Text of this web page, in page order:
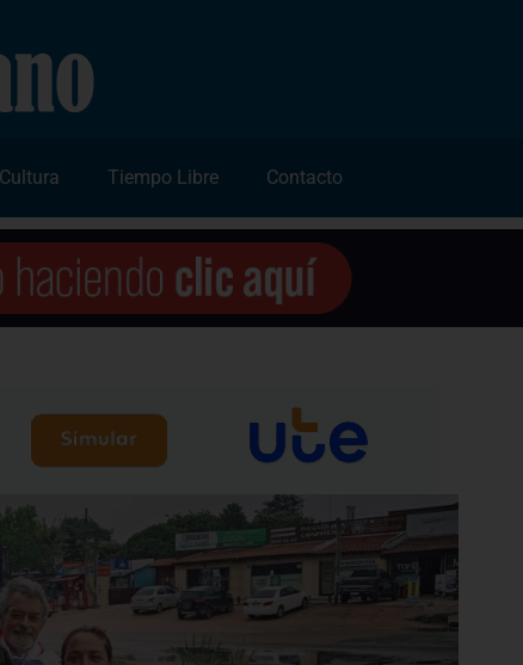
Cultura Tiempo Libre Contacto